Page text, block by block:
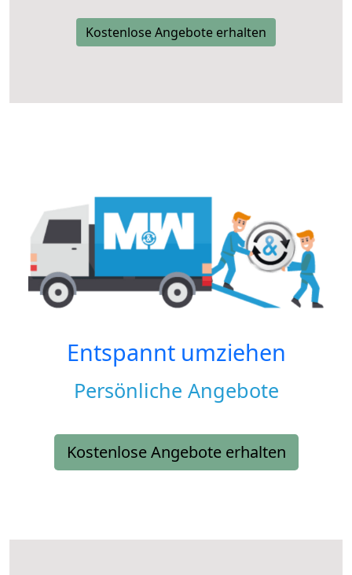
Kostenlose Angebote erhalten
Entspannt umziehen
Persönliche Angebote
Kostenlose Angebote erhalten